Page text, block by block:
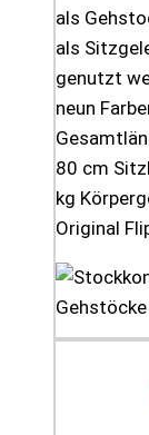
als
als
genutzt
neun
80 cm
kg
Original